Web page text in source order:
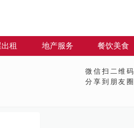
租 地产服务 餐饮美食
微信扫二维码
分享到朋友圈